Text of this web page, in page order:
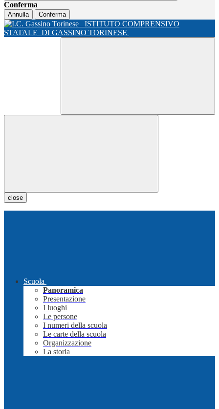
Conferma
Annulla Conferma
ISTITUTO COMPRENSIVO
STATALE DI GASSINO TORINESE
close
Scuola
Panoramica
Presentazione
I luoghi
Le persone
I numeri della scuola
Le carte della scuola
Organizzazione
La storia